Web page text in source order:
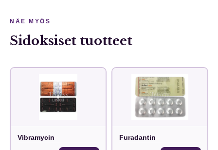
NÄE MYÖS
Sidoksiset tuotteet
Vibramycin Furadantin